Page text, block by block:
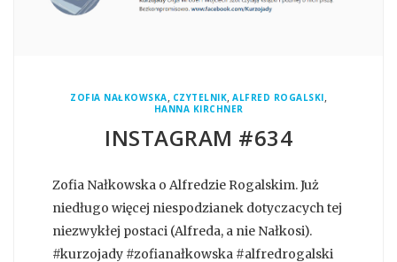
ZOFIA NAŁKOWSKA, CZYTELNIK,ALFRED ROGALSKI,
HANNA KIRCHNER
INSTAGRAM #634
Zofia Nałkowska o Alfredzie Rogalskim. Już
niedługo więcej niespodzianek dotyczacych tej
niezwykłej postaci (Alfreda, a nie Nałkosi).
#kurzojady #zofianałkowska #alfredrogalski